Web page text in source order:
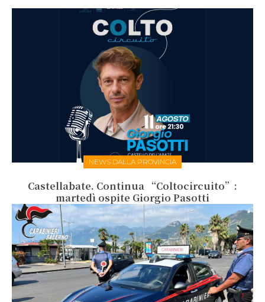
NEWS DALLA PROVINCIA
Castellabate. Continua “Coltocircuito”:
martedì ospite Giorgio Pasotti